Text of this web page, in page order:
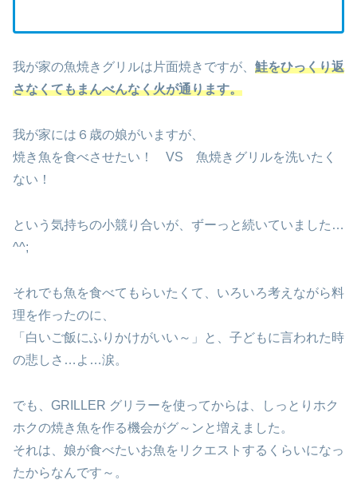
我が家の魚焼きグリルは片面焼きですが、 鮭をひっくり返
さなくてもまんべんなく火が通ります。
我が家には６歳の娘がいますが、
焼き魚を食べさせたい！ VS 魚焼きグリルを洗いたく
ない！
という気持ちの小競り合いが、ずーっと続いていました…
^^;
それでも魚を食べてもらいたくて、いろいろ考えながら料
理を作ったのに、
「白いご飯にふりかけがいい～」と、子どもに言われた時
の悲しさ…よ…涙。
でも、GRILLER グリラーを使ってからは、しっとりホク
ホクの焼き魚を作る機会がグ～ンと増えました。
それは、娘が食べたいお魚をリクエストするくらいになっ
たからなんです～。